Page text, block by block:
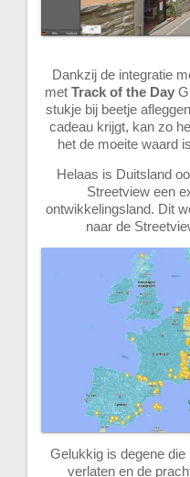
Dankzij de integratie
met Track of the Day
stukje bij beetje
cadeau krijgt, kan zo
het de moeite waard
Helaas is Duitsland
Streetview een
ontwikkelingsland. Dit
naar de
Gelukkig is degene
verlaten en de